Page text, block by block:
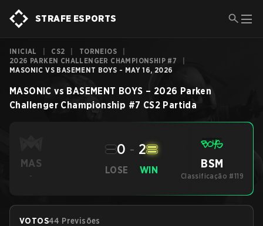
STRAFE ESPORTS
INICIAL CS2 TORNEIOS
2026 PARKEN CHALLENGER CHAMPIONSHIP #7
MASONIC VS BASEMENT BOYS - MAY 16, 2026
MASONIC vs BASEMENT BOYS – 2026 Parken
Challenger Championship #7 CS2 Partida
MAS
-
LOSE
0 - 2
WIN BSM
Classificação #119
VOTOS44 Previsões